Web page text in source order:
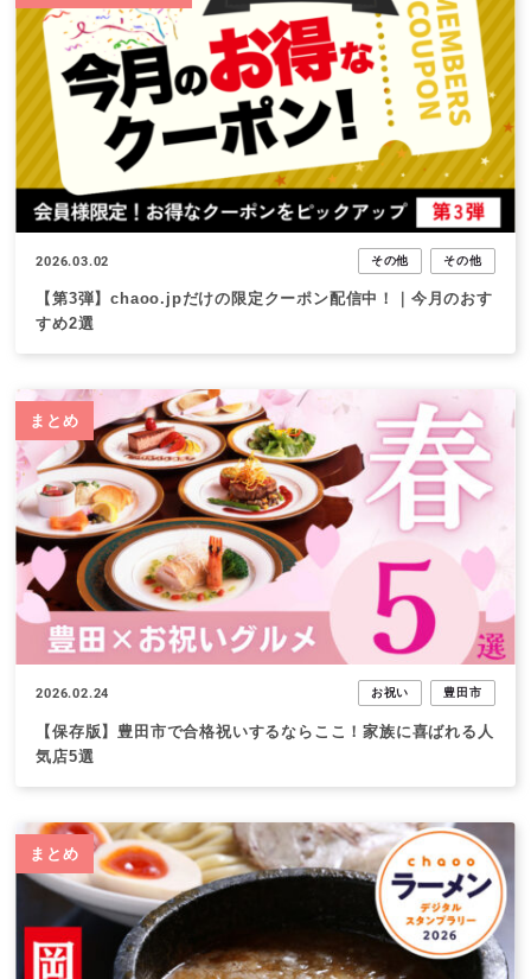
2026.03.02 その他 その他
【第3弾】chaoo.jpだけの限定クーポン配信中！｜今月のおす
すめ2選
まとめ
2026.02.24 お祝い 豊田市
【保存版】豊田市で合格祝いするならここ！家族に喜ばれる人
気店5選
まとめ